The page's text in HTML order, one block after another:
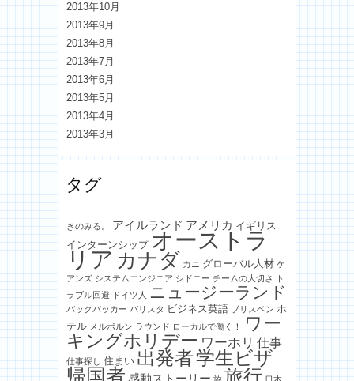
2013年10月
2013年9月
2013年8月
2013年7月
2013年6月
2013年5月
2013年4月
2013年3月
タグ
きのみる。 アイルランド アメリカ イギリス
インターンシップ オーストラ
リア カナダ カニ グローバル人材 ケ
アンズ システムエンジニア シドニー チームの大切さ
ト
ラブル回避
ドイツ人 ニュージーランド
バックパッカー バリスタ ビジネス英語 ブリスベン ホ
テル メルボルン ラウンド ローカルで働く！
ワー
キングホリデー ワーホリ 仕事
仕事探し 住まい 出発者学生ビザ
帰国者 感動ストーリー 旅 旅行 日本